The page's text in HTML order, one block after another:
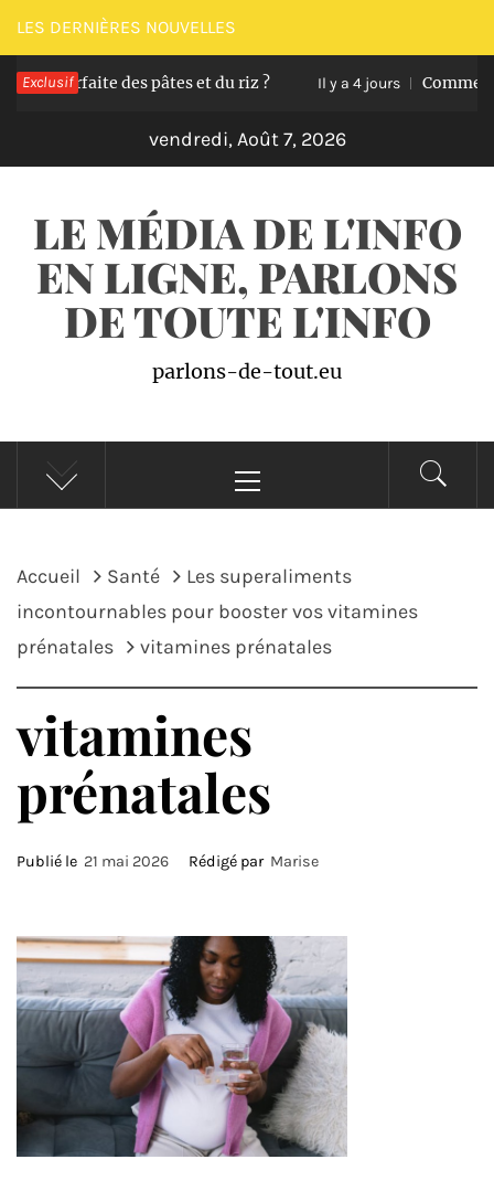
Passer
au
contenu
LES DERNIÈRES NOUVELLES
Exclusif
parfaite des pâtes et du riz ? Il y a 4 jours Comment
vendredi, Août 7, 2026
LE MÉDIA DE L'INFO
EN LIGNE, PARLONS
DE TOUTE L'INFO
parlons-de-tout.eu
principal
Accueil Santé
Les superaliments
incontournables pour booster vos vitamines
prénatales
vitamines prénatales
vitamines
prénatales
Publié le 21 mai 2026 Rédigé par Marise